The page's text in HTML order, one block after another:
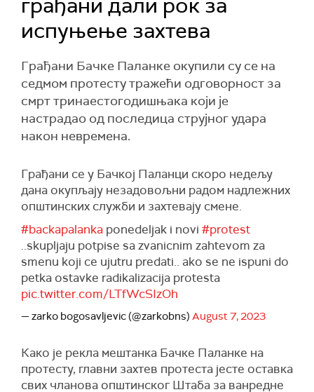
испуњење захтева
Грађани Бачке Паланке окупили су се на
седмом протесту тражећи одговорност за
смрт тринаестогодишњака који је
настрадао од последица струјног удара
након невремена.
Грађани се у Бачкој Паланци скоро недељу
дана окупљају незадовољни радом надлежних
општинских служби и захтевају смене.
#backapalanka ponedeljak i novi #protest
..skupljaju potpise sa zvanicnim zahtevom za
smenu koji ce ujutru predati.. ako se ne ispuni do
petka ostavke radikalizacija protesta
pic.twitter.com/LTfWcSIzOh
— zarko bogosavljevic (@zarkobns) August 7, 2023
Како је рекла мештанка Бачке Паланке на
протесту, главни захтев протеста јесте оставка
свих чланова општинског Штаба за ванредне